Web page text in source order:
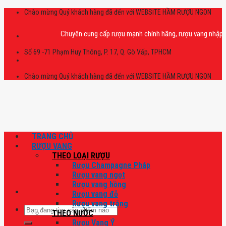
Skip
Chào mừng Quý khách hàng đã đến với WEBSITE HẦM RƯỢU NGON
Chuyên cung cấp rượu mạnh chính hãng, rượu vang nhập khẩu
Số 69 -71 Phạm Huy Thông, P. 17, Q. Gò Vấp, TPHCM
Chào mừng Quý khách hàng đã đến với WEBSITE HẦM RƯỢU NGON
Tìm
kiếm:
TRANG CHỦ
RƯỢU VANG
THEO LOẠI RƯỢU
Rượu Champagne Pháp
Rượu vang ngọt
Rượu vang hồng
Rượu vang đỏ
Rượu vang trắng
THEO NƯỚC
Rượu Vang Ý